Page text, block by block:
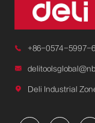
 +86-0574-5997-

 Deli Industrial